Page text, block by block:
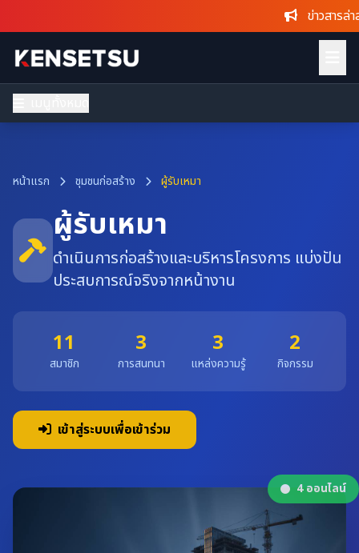
ข่าวสารล่าสุด
หน้าแรก ชุมชนก่อสร้าง ผู้รับเหมา
ผู้รับเหมา
ดำเนินการก่อสร้างและบริหารโครงการ แบ่งปัน
ประสบการณ์จริงจากหน้างาน
11
สมาชิก
3
การสนทนา
3
แหล่งความรู้
2
กิจกรรม
เข้าสู่ระบบเพื่อเข้าร่วม
4ออนไลน์